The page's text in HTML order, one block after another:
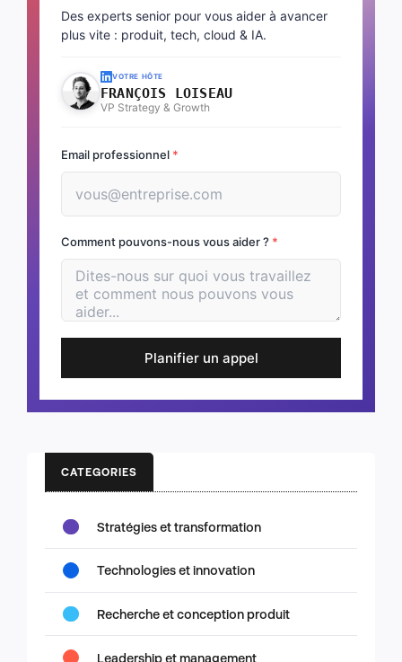
Des experts senior pour vous aider à avancer
plus vite : produit, tech, cloud & IA.
VOTRE HÔTE
FRANÇOIS LOISEAU
VP Strategy & Growth
Email professionnel *
Comment pouvons-nous vous aider ? *
Planifier un appel
CATEGORIES
Stratégies et transformation
Technologies et innovation
Recherche et conception produit
Leadership et management